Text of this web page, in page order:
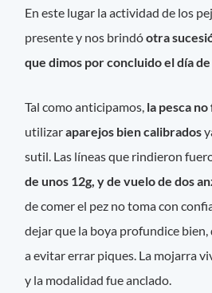
En este lugar la actividad de los
presente y nos brindóotra
que dimos por concluido el día de
Tal como anticipamos, la pesca
utilizaraparejos bien calibrados
sutil. Las líneas que rindieron
de unos 12g, y de vuelo de dos
de comer el pez no toma con
dejar que la boya profundice bien,
a evitar errar piques. La mojarra
y la modalidad fue anclado.